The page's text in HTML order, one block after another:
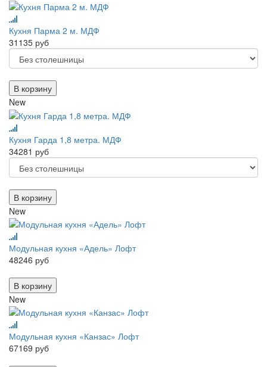
Кухня Парма 2 м. МДФ
31135 руб
В корзину
New
Кухня Гарда 1,8 метра. МДФ
34281 руб
В корзину
New
Модульная кухня «Адель» Лофт
48246 руб
В корзину
New
Модульная кухня «Канзас» Лофт
67169 руб